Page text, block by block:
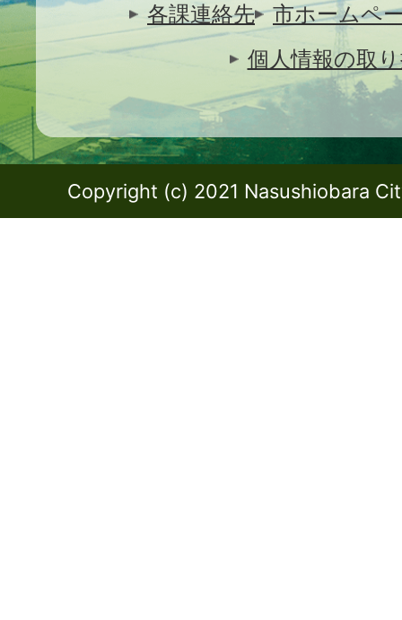
各課連絡先
市ホームペ
個人情報の取
Copyright (c) 2021 Nasushiobara